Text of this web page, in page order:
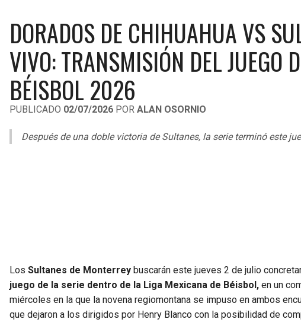
DORADOS DE CHIHUAHUA VS
VIVO: TRANSMISIÓN DEL JUEGO
BÉISBOL 2026
PUBLICADO 02/07/2026 POR ALAN OSORNIO
Después de una doble victoria de Sultanes, la serie terminó este
Los Sultanes de Monterrey buscarán este jueves 2 de julio
juego de la serie dentro de la Liga Mexicana de Béisbol, en un
miércoles en la que la novena regiomontana se impuso en ambos
que dejaron a los dirigidos por Henry Blanco con la posibilidad de